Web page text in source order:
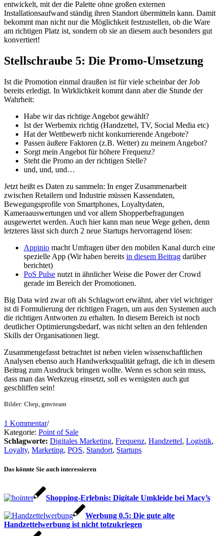
entwickelt, mit der die Palette ohne großen externen
Installationsaufwand ständig ihren Standort übermitteln kann. Damit
bekommt man nicht nur die Möglichkeit festzustellen, ob die Ware
am richtigen Platz ist, sondern ob sie an diesem auch besonders gut
konvertiert!
Stellschraube 5: Die Promo-Umsetzung
Ist die Promotion einmal draußen ist für viele scheinbar der Job
bereits erledigt. In Wirklichkeit kommt dann aber die Stunde der
Wahrheit:
Habe wir das richtige Angebot gewählt?
Ist der Werbemix richtig (Handzettel, TV, Social Media etc)
Hat der Wettbewerb nicht konkurrierende Angebote?
Passen äußere Faktoren (z.B. Wetter) zu meinem Angebot?
Sorgt mein Angebot für höhere Frequenz?
Steht die Promo an der richtigen Stelle?
und, und, und…
Jetzt heißt es Daten zu sammeln: In enger Zusammenarbeit
zwischen Retailern und Industrie müssen Kassendaten,
Bewegungsprofile von Smartphones, Loyaltydaten,
Kameraauswertungen und vor allem Shopperbefragungen
ausgewertet werden. Auch hier kann man neue Wege gehen, denn
letzteres lässt sich durch 2 neue Startups hervorragend lösen:
Appinio macht Umfragen über den mobilen Kanal durch eine
spezielle App (Wir haben bereits in diesem Beitrag darüber
berichtet)
PoS Pulse nutzt in ähnlicher Weise die Power der Crowd
gerade im Bereich der Promotionen.
Big Data wird zwar oft als Schlagwort erwähnt, aber viel wichtiger
ist di Formulierung der richtigen Fragen, um aus den Systemen auch
die richtigen Antworten zu erhalten. In diesem Bereich ist noch
deutlicher Optimierungsbedarf, was nicht selten an den fehlenden
Skills der Organisationen liegt.
Zusammengefasst betrachtet ist neben vielen wissenschaftlichen
Analysen ebenso auch Handwerksqualität gefragt, die ich in diesem
Beitrag zum Ausdruck bringen wollte. Wenn es schon sein muss,
dass man das Werkzeug einsetzt, soll es wenigsten auch gut
geschliffen sein!
Bilder: Chep, gmvteam
1 Kommentar/
Kategorie: Point of Sale
Schlagworte: Digitales Marketing, Frequenz, Handzettel, Logistik,
Loyalty, Marketing, POS, Standort, Startups
Das könnte Sie auch interessieren
Shopping-Erlebnis: Digitale Umkleide bei Macy’s
Werbung 0.5: Die gute alte
Handzettelwerbung ist nicht totzukriegen